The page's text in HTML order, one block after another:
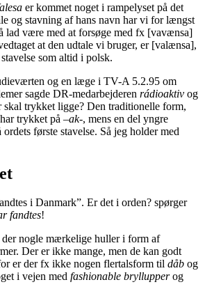
er kommet noget i rampelyset på det
og stavning af hans navn har vi for længst
lad være med at forsøge med fx [vavænsa]
at den udtale vi bruger, er [valænsa],
som altid i polsk.
og en læge i TV-A 5.2.95 om
sagde DR-medarbejderen rádioaktiv og
skal trykket ligge? Den traditionelle form,
trykket på –ak-, mens en del yngre
første stavelse. Så jeg holder med
i Danmark”. Er det i orden? spørger
fandtes!
nogle mærkelige huller i form af
Der er ikke mange, men de kan godt
er der fx ikke nogen flertalsform til dåb og
i vejen med fashionable bryllupperog